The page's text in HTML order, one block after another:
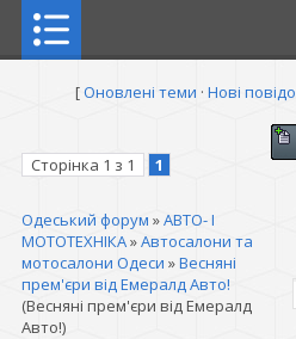
[Оновлені теми · Нові
Сторінка 1 з 1 1
Одеський форум »АВТО- І
МОТОТЕХНІКА»Автосалони та
мотосалони Одеси »Весняні
прем'єри від Емералд Авто!
(Весняні прем'єри від Емералд
Авто!)